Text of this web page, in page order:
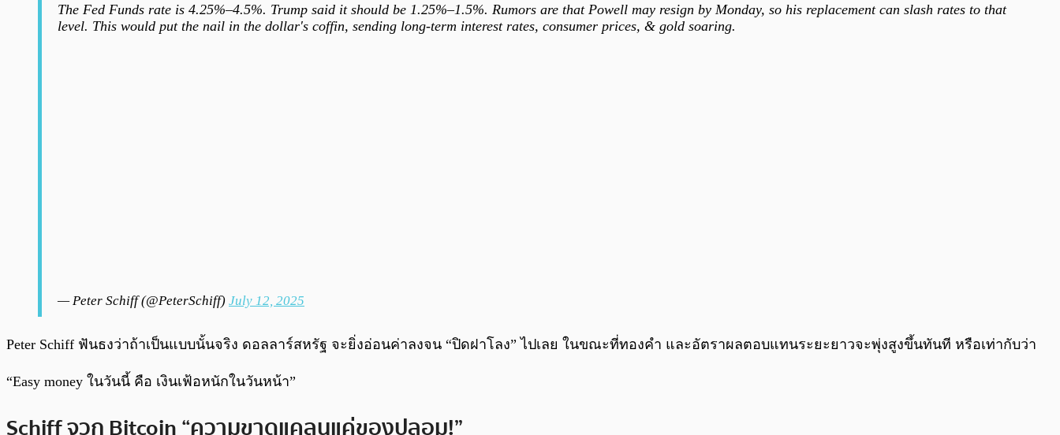
The Fed Funds rate is 4.25%–4.5%. Trump said it should be 1.25%–1.5%. Rumors are that Powell may resign by Monday, so his replacement can slash rates to that
level. This would put the nail in the dollar's coffin, sending long-term interest rates, consumer prices, & gold soaring.
— Peter Schiff (@PeterSchiff) July 12, 2025
Peter Schiff ฟันธงว่าถ้าเป็นแบบนั้นจริง ดอลลาร์สหรัฐ จะยิ่งอ่อนค่าลงจน “ปิดฝาโลง” ไปเลย ในขณะที่ทองคำ และอัตราผลตอบแทนระยะยาวจะพุ่งสูงขึ้นทันที หรือเท่ากับว่า
“Easy money ในวันนี้ คือ เงินเฟ้อหนักในวันหน้า”
Schiff จวก Bitcoin “ความขาดแคลนแค่ของปลอม!”